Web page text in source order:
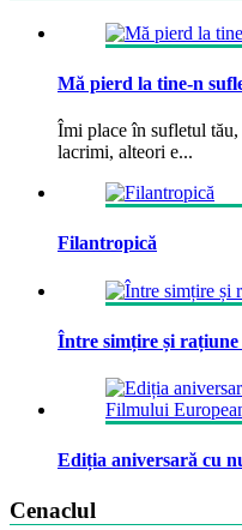
Mă pierd la tine-n
Îmi place în sufletul
lacrimi, alteori e...
Filantropică
Între simțire și
Ediția aniversară cu
Cenaclul